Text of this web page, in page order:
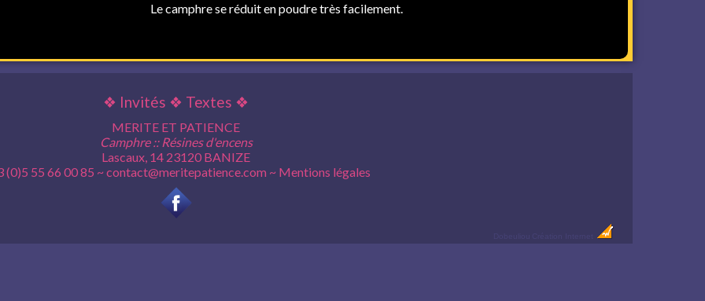
Le camphre se réduit en poudre très facilement.
❖ Invités ❖ Textes ❖
MERITE ET PATIENCE
Camphre :: Résines d'encens
Lascaux, 14 23120 BANIZE
(0)5 55 66 00 85 ~contact@meritepatience.com ~ Mentions légales